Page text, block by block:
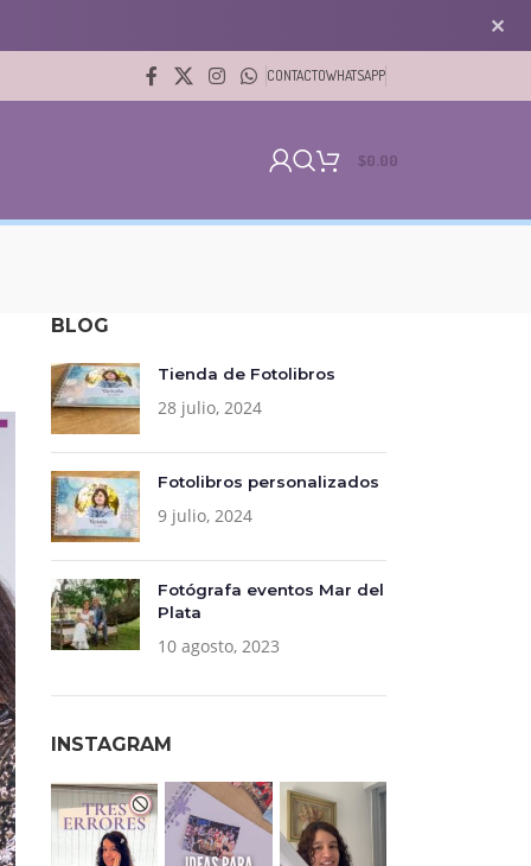
✕
CONTACTOWHATSAPP
$0.00
BLOG
Tienda de Fotolibros
28 julio, 2024
Fotolibros personalizados
9 julio, 2024
Fotógrafa eventos Mar del
Plata
10 agosto, 2023
INSTAGRAM